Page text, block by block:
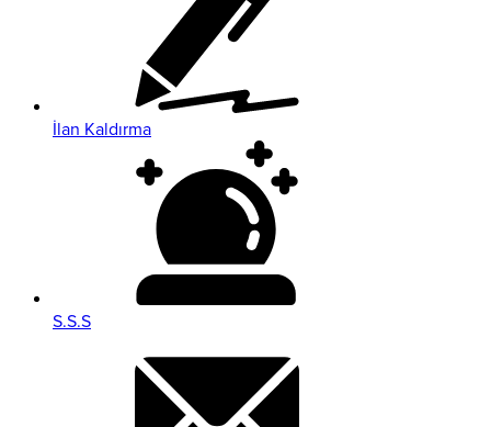
İlan Kaldırma
S.S.S